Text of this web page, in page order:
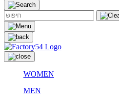
WOMEN
MEN